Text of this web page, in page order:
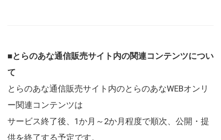
■とらのあな通信販売サイト内の関連コンテンツについ
て
とらのあな通信販売サイト内のとらのあなWEBオンリ
ー関連コンテンツは
サービス終了後、1か月～2か月程度で順次、公開・提
供を終了する予定です。